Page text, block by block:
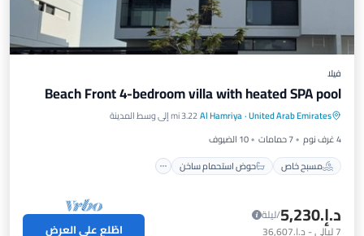
فيلا
Beach Front 4-bedroom villa with heated SPA pool
United Arab Emirates
·
Al Hamriya3.22 mi إلى وسط المدينة
4 غرف نوم
7 حمامات
10 الضيوف
مسبح خاص
حوض استحمام ساخن
مسبح خاص
حوض استحمام ساخن
موقف سيارات
مسبح
د.إ.‏5,230
/ليلة
7ليالي- د.إ.‏36,607 اطّلع على العرض